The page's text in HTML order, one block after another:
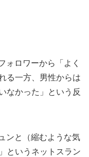
ロワーから「よく
る一方、男性からは
なかった」という反
ンと（縮むような気
というネットスラン